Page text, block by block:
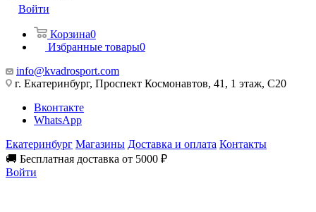
Войти
Корзина0
Избранные товары0
info@kvadrosport.com
г. Екатеринбург, Проспект Космонавтов, 41, 1 этаж, С20
Вконтакте
WhatsApp
Екатеринбург Магазины Доставка и оплата Контакты
🚚 Бесплатная доставка от 5000 ₽
Войти